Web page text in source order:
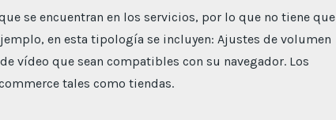
se encuentran en los servicios, por lo que no tiene que
en esta tipología se incluyen: Ajustes de volumen
vídeo que sean compatibles con su navegador. Los
tales como tiendas.